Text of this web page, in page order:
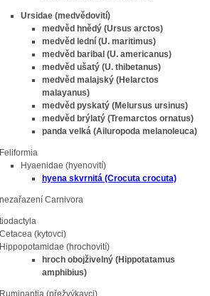
Ursidae (medvědovití)
medvěd hnědý (Ursus arctos)
medvěd lední (U. maritimus)
medvěd baribal (U. americanus)
medvěd ušatý (U. thibetanus)
medvěd malajský (Helarctos
malayanus)
medvěd pyskatý (Melursus ursinus)
medvěd brýlatý (Tremarctos ornatus)
panda velká (Ailuropoda melanoleuca)
Feliformia
Hyaenidae (hyenovití)
hyena skvrnitá (Crocuta crocuta)
nezařazení Carnivora
Cetacea (kytovci)
Hippopotamidae (hrochovití)
hroch obojživelný (Hippotatamus
amphibius)
Ruminantia (přežvýkavci)